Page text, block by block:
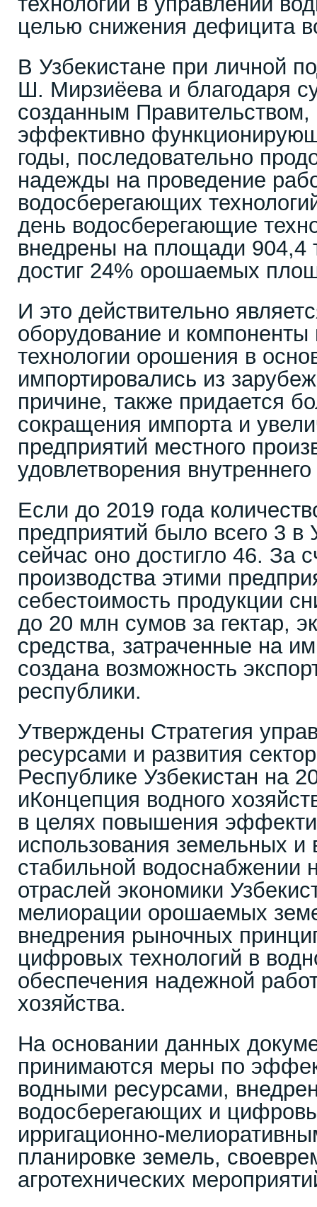
целью снижения дефицита
В Узбекистане при личной
Ш. Мирзиёева и благодаря
созданным Правительством,
эффективно
годы, последовательно
надежды на проведение
водосберегающих
день водосберегающие
внедрены на площади 904,4
достиг 24% орошаемых
И это действительно
оборудование и
технологии орошения в
импортировались из
причине, также придается
сокращения импорта и
предприятий местного
удовлетворения
Если до 2019 года
предприятий было всего 3 в
сейчас оно достигло 46. За
производства этими
себестоимость продукции
до 20 млн сумов за гектар,
средства, затраченные на
создана возможность
республики.
Утверждены Стратегия
ресурсами и развития
Республике Узбекистан на
иКонцепция водного
в целях повышения
использования земельных и
стабильной водоснабжении
отраслей экономики
мелиорации орошаемых
внедрения рыночных
цифровых технологий в
обеспечения надежной
хозяйства.
На основании данных
принимаются меры по
водными ресурсами,
водосберегающих и
ирригационно-
планировке земель,
агротехнических